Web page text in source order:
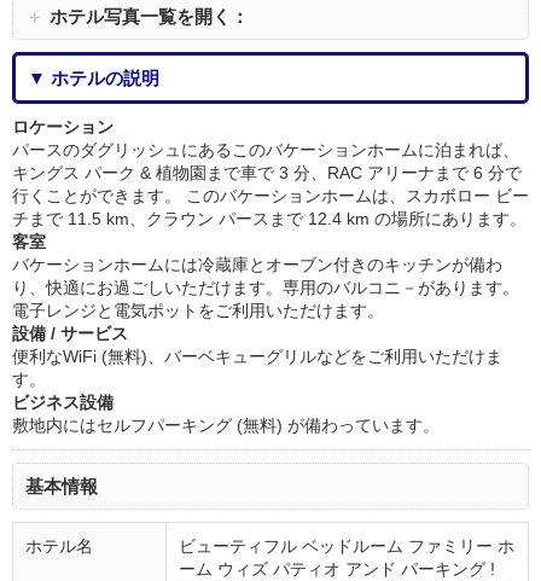
＋ ホテル写真一覧を開く：
▼ ホテルの説明
ロケーション
パースのダグリッシュにあるこのバケーションホームに泊まれば、
キングス パーク & 植物園まで車で 3 分、RAC アリーナまで 6 分で
行くことができます。 このバケーションホームは、スカボロー ビー
チまで 11.5 km、クラウン パースまで 12.4 km の場所にあります。
客室
バケーションホームには冷蔵庫とオーブン付きのキッチンが備わ
り、快適にお過ごしいただけます。専用のバルコニ－があります。
電子レンジと電気ポットをご利用いただけます。
設備 / サービス
便利なWiFi (無料)、バーベキューグリルなどをご利用いただけま
す。
ビジネス設備
敷地内にはセルフパーキング (無料) が備わっています。
基本情報
ホテル名
ビューティフル ベッドルーム ファミリー ホ
ーム ウィズ パティオ アンド パーキング !